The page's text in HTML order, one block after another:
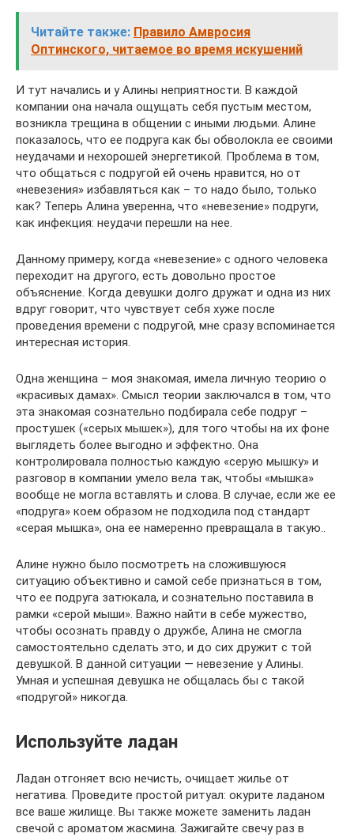
Читайте также: Правило Амвросия
Оптинского, читаемое во время искушений
И тут начались и у Алины неприятности. В каждой
компании она начала ощущать себя пустым местом,
возникла трещина в общении с иными людьми. Алине
показалось, что ее подруга как бы обволокла ее своими
неудачами и нехорошей энергетикой. Проблема в том,
что общаться с подругой ей очень нравится, но от
«невезения» избавляться как – то надо было, только
как? Теперь Алина уверенна, что «невезение» подруги,
как инфекция: неудачи перешли на нее.
Данному примеру, когда «невезение» с одного человека
переходит на другого, есть довольно простое
объяснение. Когда девушки долго дружат и одна из них
вдруг говорит, что чувствует себя хуже после
проведения времени с подругой, мне сразу вспоминается
интересная история.
Одна женщина – моя знакомая, имела личную теорию о
«красивых дамах». Смысл теории заключался в том, что
эта знакомая сознательно подбирала себе подруг –
простушек («серых мышек»), для того чтобы на их фоне
выглядеть более выгодно и эффектно. Она
контролировала полностью каждую «серую мышку» и
разговор в компании умело вела так, чтобы «мышка»
вообще не могла вставлять и слова. В случае, если же ее
«подруга» коем образом не подходила под стандарт
«серая мышка», она ее намеренно превращала в такую..
Алине нужно было посмотреть на сложившуюся
ситуацию объективно и самой себе признаться в том,
что ее подруга затюкала, и сознательно поставила в
рамки «серой мыши». Важно найти в себе мужество,
чтобы осознать правду о дружбе, Алина не смогла
самостоятельно сделать это, и до сих дружит с той
девушкой. В данной ситуации — невезение у Алины.
Умная и успешная девушка не общалась бы с такой
«подругой» никогда.
Используйте ладан
Ладан отгоняет всю нечисть, очищает жилье от
негатива. Проведите простой ритуал: окурите ладаном
все ваше жилище. Вы также можете заменить ладан
свечой с ароматом жасмина. Зажигайте свечу раз в